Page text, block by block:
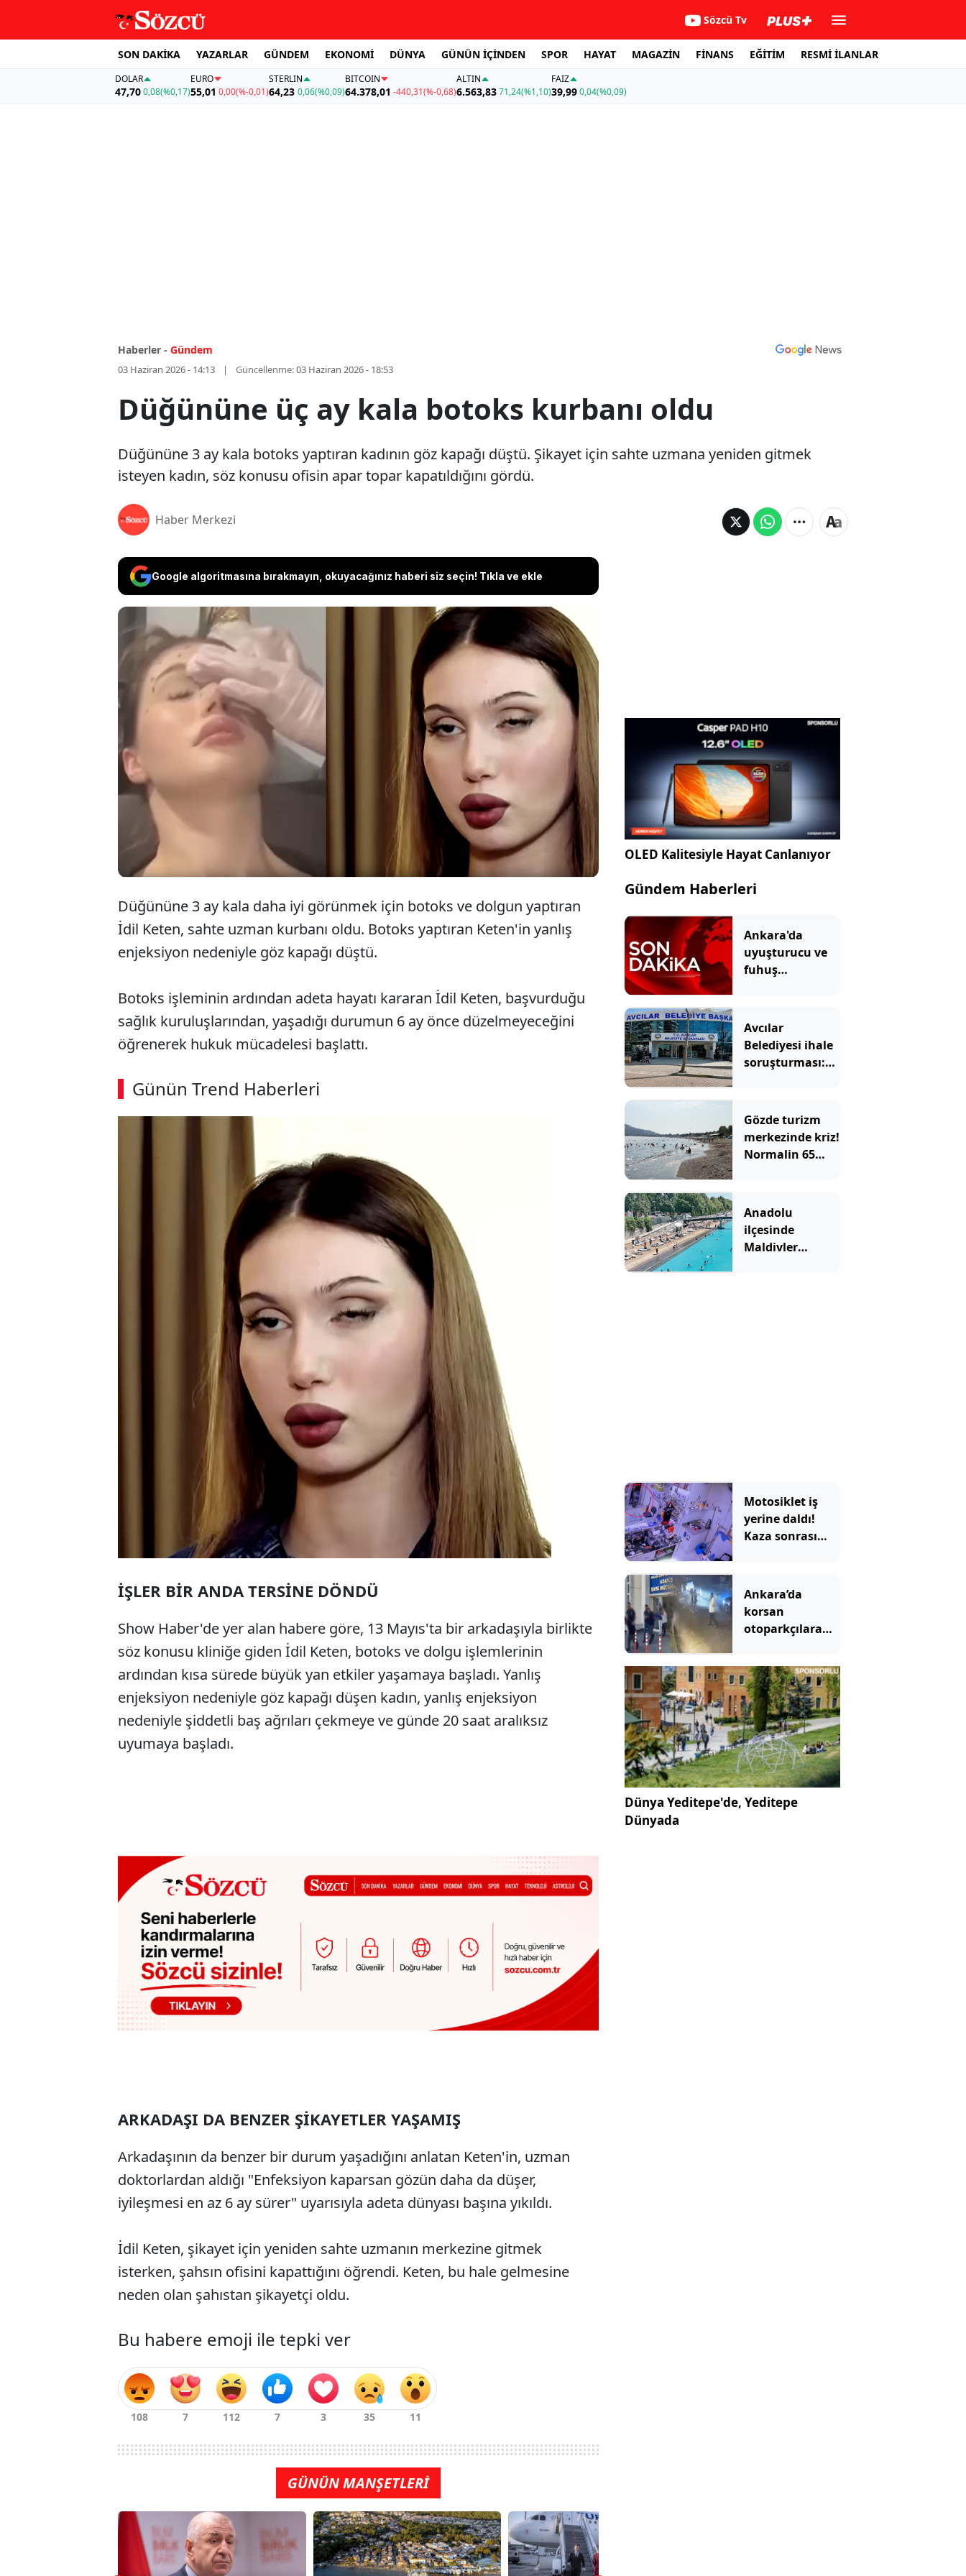
Sözcü Tv
SON DAKİKA YAZARLAR GÜNDEM EKONOMİ DÜNYA GÜNÜN İÇİNDEN SPOR HAYAT MAGAZİN FİNANS EĞİTİM RESMİ İLANLAR
DOLAR
47,700,08(%0,17)
EURO
55,01 0,00(%-0,01)
STERLIN
64,23 0,06(%0,09)
BITCOIN
64.378,01 -440,31(%-0,68)
ALTIN
6.563,8371,24(%1,10)
FAİZ
39,990,04(%0,09)
Haberler - Gündem
03 Haziran 2026 - 14:13 Güncellenme:03 Haziran 2026 - 18:53
Düğününe üç ay kala botoks kurbanı oldu
Düğününe 3 ay kala botoks yaptıran kadının göz kapağı düştü. Şikayet için sahte uzmana yeniden gitmek
isteyen kadın, söz konusu ofisin apar topar kapatıldığını gördü.
Haber Merkezi
Google algoritmasına bırakmayın, okuyacağınız haberi siz seçin! Tıkla ve ekle
Düğününe 3 ay kala botoks yaptıran kadının göz kapağı
düştü. Şikayet için sahte uzmana yeniden gitmek isteyen
kadın, söz konusu ofisin apar topar kapatıldığını gördü.
Düğününe 3 ay kala daha iyi görünmek için botoks ve dolgun yaptıran
İdil Keten, sahte uzman kurbanı oldu. Botoks yaptıran Keten'in yanlış
enjeksiyon nedeniyle göz kapağı düştü.
Botoks işleminin ardından adeta hayatı kararan İdil Keten, başvurduğu
sağlık kuruluşlarından, yaşadığı durumun 6 ay önce düzelmeyeceğini
öğrenerek hukuk mücadelesi başlattı.
Günün Trend Haberleri
İŞLER BİR ANDA TERSİNE DÖNDÜ
Show Haber'de yer alan habere göre, 13 Mayıs'ta bir arkadaşıyla birlikte
söz konusu kliniğe giden İdil Keten, botoks ve dolgu işlemlerinin
ardından kısa sürede büyük yan etkiler yaşamaya başladı. Yanlış
enjeksiyon nedeniyle göz kapağı düşen kadın, yanlış enjeksiyon
nedeniyle şiddetli baş ağrıları çekmeye ve günde 20 saat aralıksız
uyumaya başladı.
ARKADAŞI DA BENZER ŞİKAYETLER YAŞAMIŞ
Arkadaşının da benzer bir durum yaşadığını anlatan Keten'in, uzman
doktorlardan aldığı "Enfeksiyon kaparsan gözün daha da düşer,
iyileşmesi en az 6 ay sürer" uyarısıyla adeta dünyası başına yıkıldı.
İdil Keten, şikayet için yeniden sahte uzmanın merkezine gitmek
isterken, şahsın ofisini kapattığını öğrendi. Keten, bu hale gelmesine
neden olan şahıstan şikayetçi oldu.
Bu habere emoji ile tepki ver
GÜNÜN MANŞETLERİ
OLED Kalitesiyle Hayat Canlanıyor
Gündem Haberleri
Ankara'da
uyuşturucu ve
fuhuş
Avcılar
Belediyesi ihale
soruşturması:
edildi
Gözde turizm
merkezinde kriz!
Normalin 65
Anadolu
ilçesinde
Maldivler
Motosiklet iş
yerine daldı!
Kaza sonrası
Ankara’da
korsan
otoparkçılara
gözaltı
Dünya Yeditepe'de, Yeditepe
Dünyada